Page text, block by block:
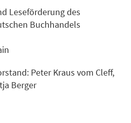
Leseförderung des
Buchhandels
Peter Kraus vom Cleff,
Berger